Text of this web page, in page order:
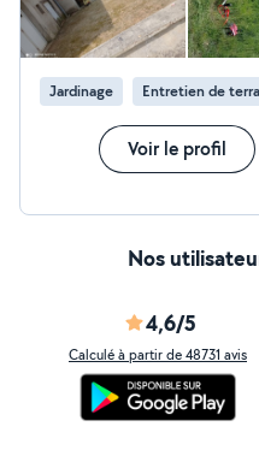
Jardinage Entretien de
Voir le profil
Nos
4,6/5
Calculé à partir de 48731 avis